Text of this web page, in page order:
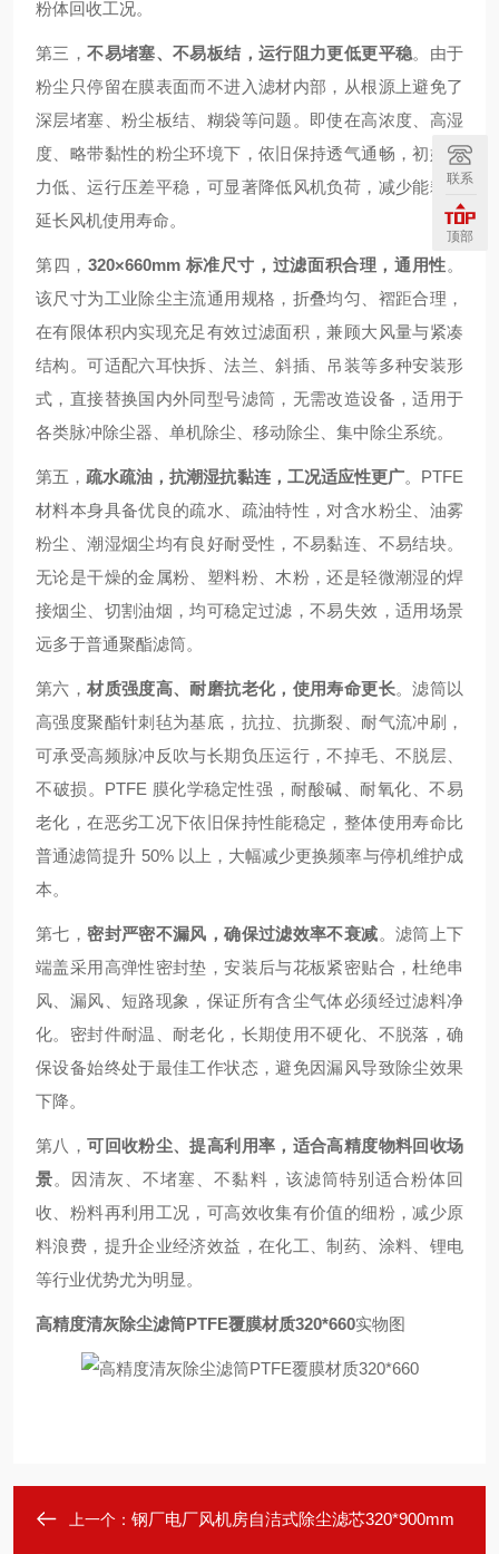
粉体回收工况。
第三，不易堵塞、不易板结，运行阻力更低更平稳。由于
粉尘只停留在膜表面而不进入滤材内部，从根源上避免了
深层堵塞、粉尘板结、糊袋等问题。即使在高浓度、高湿
度、略带黏性的粉尘环境下，依旧保持透气通畅，初始阻
力低、运行压差平稳，可显著降低风机负荷，减少能耗，
延长风机使用寿命。
第四， 320×660mm 标准尺寸，过滤面积合理，通用性。
该尺寸为工业除尘主流通用规格，折叠均匀、褶距合理，
在有限体积内实现充足有效过滤面积，兼顾大风量与紧凑
结构。可适配六耳快拆、法兰、斜插、吊装等多种安装形
式，直接替换国内外同型号滤筒，无需改造设备，适用于
各类脉冲除尘器、单机除尘、移动除尘、集中除尘系统。
第五，疏水疏油，抗潮湿抗黏连，工况适应性更广。PTFE
材料本身具备优良的疏水、疏油特性，对含水粉尘、油雾
粉尘、潮湿烟尘均有良好耐受性，不易黏连、不易结块。
无论是干燥的金属粉、塑料粉、木粉，还是轻微潮湿的焊
接烟尘、切割油烟，均可稳定过滤，不易失效，适用场景
远多于普通聚酯滤筒。
第六，材质强度高、耐磨抗老化，使用寿命更长。滤筒以
高强度聚酯针刺毡为基底，抗拉、抗撕裂、耐气流冲刷，
可承受高频脉冲反吹与长期负压运行，不掉毛、不脱层、
不破损。PTFE 膜化学稳定性强，耐酸碱、耐氧化、不易
老化，在恶劣工况下依旧保持性能稳定，整体使用寿命比
普通滤筒提升 50% 以上，大幅减少更换频率与停机维护成
本。
第七，密封严密不漏风，确保过滤效率不衰减。滤筒上下
端盖采用高弹性密封垫，安装后与花板紧密贴合，杜绝串
风、漏风、短路现象，保证所有含尘气体必须经过滤料净
化。密封件耐温、耐老化，长期使用不硬化、不脱落，确
保设备始终处于最佳工作状态，避免因漏风导致除尘效果
下降。
第八，可回收粉尘、提高利用率，适合高精度物料回收场
景。因清灰、不堵塞、不黏料，该滤筒特别适合粉体回
收、粉料再利用工况，可高效收集有价值的细粉，减少原
料浪费，提升企业经济效益，在化工、制药、涂料、锂电
等行业优势尤为明显。
高精度清灰除尘滤筒PTFE覆膜材质320*660实物图
上一个： 钢厂电厂风机房自洁式除尘滤芯320*900mm
联系
顶部